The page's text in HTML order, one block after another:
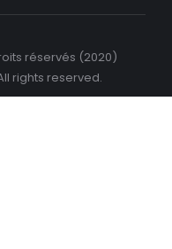
réservés (2020)
rights reserved.